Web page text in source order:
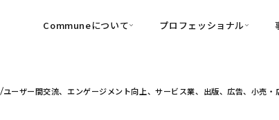
Communeについて
可視化
プロフェッショナル
・Customer-Led
ユーザー間交流、エンゲージメント向上、サービス業、出版、広告、小売・